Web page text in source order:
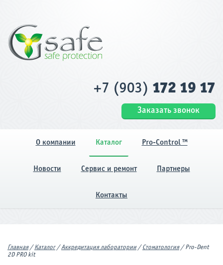
+7 (903) 172 19 17
Заказать звонок
О компании Каталог Pro-Control ™
Новости Сервис и ремонт Партнеры
Контакты
Главная/ Каталог/Аккредитация лаборатории / Стоматология/ Pro-Dent
2D PRO kit